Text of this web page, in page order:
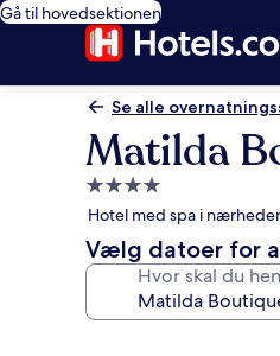
Gå til hovedsektionen
Se alle
Matilda
4.0-
stjernet
overnatningssted
Hotel med spa i
Vælg datoer for
Hvor skal du